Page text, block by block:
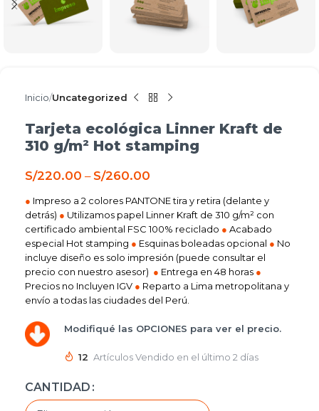
Inicio Uncategorized
Tarjeta ecológica Linner Kraft de
310 g/m² Hot stamping
S/220.00 – S/260.00
● Impreso a 2 colores PANTONE tira y retira (delante y
detrás) ● Utilizamos papel Linner Kraft de 310 g/m² con
certificado ambiental FSC 100% reciclado ● Acabado
especial Hot stamping ● Esquinas boleadas opcional ● No
incluye diseño es solo impresión (puede consultar el
precio con nuestro asesor) ● Entrega en 48 horas ●
Precios no Incluyen IGV ● Reparto a Lima metropolitana y
envío a todas las ciudades del Perú.
Modifiqué las OPCIONES para ver el precio.
12 Artículos Vendido en el último 2 días
CANTIDAD